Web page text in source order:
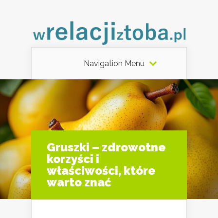
Navigation Menu
Gruszki – zdrowotne
korzyści i
właściwości, które
warto znać